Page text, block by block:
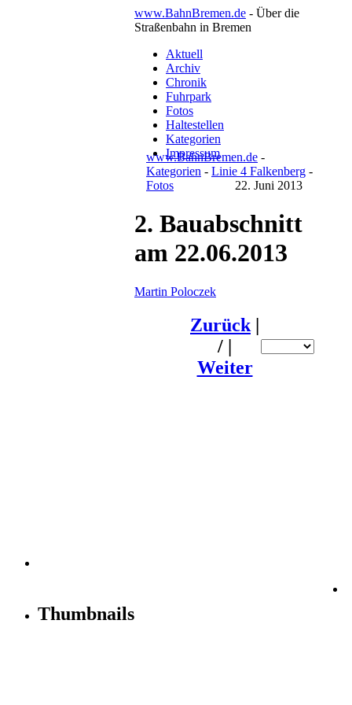
www.BahnBremen.de - Über die
Straßenbahn in Bremen
Aktuell
Archiv
Chronik
Fuhrpark
Fotos
Haltestellen
Kategorien
Impressum
Thumbnails
www.BahnBremen.de -
Kategorien - Linie 4 Falkenberg -
Fotos
22. Juni 2013
2. Bauabschnitt
am 22.06.2013
Martin Poloczek
Zurück |
/ |
Weiter